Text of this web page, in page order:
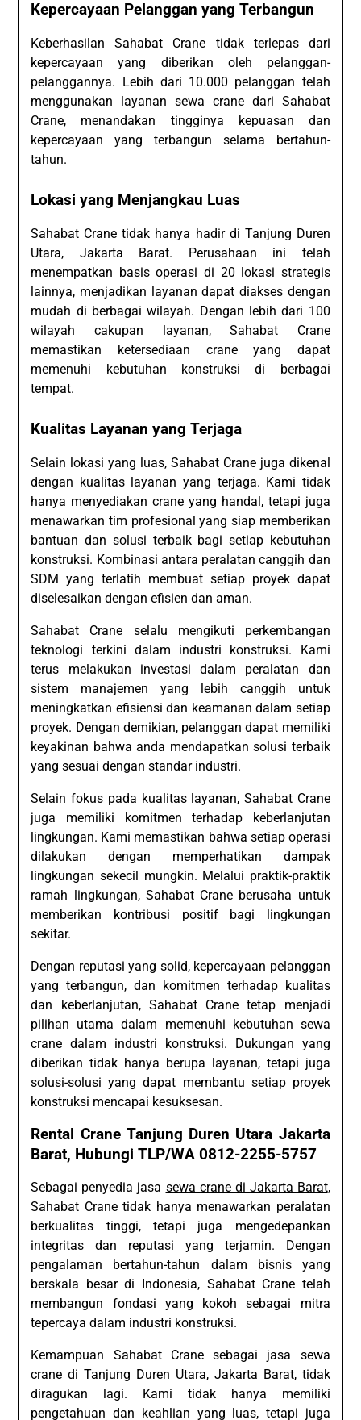
Kepercayaan Pelanggan yang Terbangun
Keberhasilan Sahabat Crane tidak terlepas dari
kepercayaan yang diberikan oleh pelanggan-
pelanggannya. Lebih dari 10.000 pelanggan telah
menggunakan layanan sewa crane dari Sahabat
Crane, menandakan tingginya kepuasan dan
kepercayaan yang terbangun selama bertahun-
tahun.
Lokasi yang Menjangkau Luas
Sahabat Crane tidak hanya hadir di Tanjung Duren
Utara, Jakarta Barat. Perusahaan ini telah
menempatkan basis operasi di 20 lokasi strategis
lainnya, menjadikan layanan dapat diakses dengan
mudah di berbagai wilayah. Dengan lebih dari 100
wilayah cakupan layanan, Sahabat Crane
memastikan ketersediaan crane yang dapat
memenuhi kebutuhan konstruksi di berbagai
tempat.
Kualitas Layanan yang Terjaga
Selain lokasi yang luas, Sahabat Crane juga dikenal
dengan kualitas layanan yang terjaga. Kami tidak
hanya menyediakan crane yang handal, tetapi juga
menawarkan tim profesional yang siap memberikan
bantuan dan solusi terbaik bagi setiap kebutuhan
konstruksi. Kombinasi antara peralatan canggih dan
SDM yang terlatih membuat setiap proyek dapat
diselesaikan dengan efisien dan aman.
Sahabat Crane selalu mengikuti perkembangan
teknologi terkini dalam industri konstruksi. Kami
terus melakukan investasi dalam peralatan dan
sistem manajemen yang lebih canggih untuk
meningkatkan efisiensi dan keamanan dalam setiap
proyek. Dengan demikian, pelanggan dapat memiliki
keyakinan bahwa anda mendapatkan solusi terbaik
yang sesuai dengan standar industri.
Selain fokus pada kualitas layanan, Sahabat Crane
juga memiliki komitmen terhadap keberlanjutan
lingkungan. Kami memastikan bahwa setiap operasi
dilakukan dengan memperhatikan dampak
lingkungan sekecil mungkin. Melalui praktik-praktik
ramah lingkungan, Sahabat Crane berusaha untuk
memberikan kontribusi positif bagi lingkungan
sekitar.
Dengan reputasi yang solid, kepercayaan pelanggan
yang terbangun, dan komitmen terhadap kualitas
dan keberlanjutan, Sahabat Crane tetap menjadi
pilihan utama dalam memenuhi kebutuhan sewa
crane dalam industri konstruksi. Dukungan yang
diberikan tidak hanya berupa layanan, tetapi juga
solusi-solusi yang dapat membantu setiap proyek
konstruksi mencapai kesuksesan.
Rental Crane Tanjung Duren Utara Jakarta
Barat, Hubungi TLP/WA 0812-2255-5757
Sebagai penyedia jasa sewa crane di Jakarta Barat,
Sahabat Crane tidak hanya menawarkan peralatan
berkualitas tinggi, tetapi juga mengedepankan
integritas dan reputasi yang terjamin. Dengan
pengalaman bertahun-tahun dalam bisnis yang
berskala besar di Indonesia, Sahabat Crane telah
membangun fondasi yang kokoh sebagai mitra
tepercaya dalam industri konstruksi.
Kemampuan Sahabat Crane sebagai jasa sewa
crane di Tanjung Duren Utara, Jakarta Barat, tidak
diragukan lagi. Kami tidak hanya memiliki
pengetahuan dan keahlian yang luas, tetapi juga